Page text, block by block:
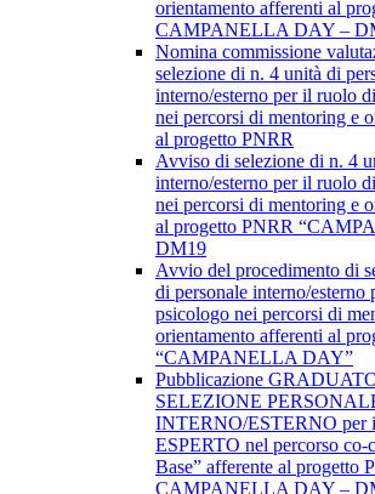
orientamento afferenti al
CAMPANELLA DAY –
Nomina commissione
selezione di n. 4 unità di
interno/esterno per il ruolo
nei percorsi di mentoring e
al progetto PNRR
Avviso di selezione di n. 4
interno/esterno per il ruolo
nei percorsi di mentoring e
al progetto PNRR
DM19
Avvio del procedimento di
di personale interno/esterno
psicologo nei percorsi di
orientamento afferenti al
“CAMPANELLA DAY”
Pubblicazione
SELEZIONE
INTERNO/ESTERNO per
ESPERTO nel percorso co-
Base” afferente al progetto
CAMPANELLA DAY –